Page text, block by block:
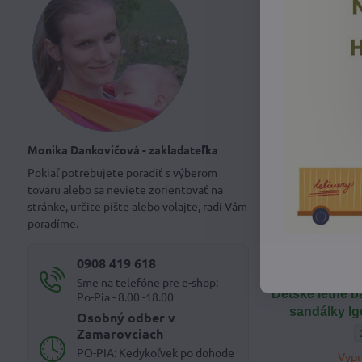
Detské letné
sandálky
Monika Dankovičová - zakladateľka
Pokiaľ potrebujete poradiť s výberom
tovaru alebo sa neviete zorientovať na
stránke, určite píšte alebo volajte, radi Vám
poradíme.
0908 419 618
Sme na telefóne pre e-shop:
Po-Pia - 8.00 -18.00
Osobný odber v
Zamarovciach
PO-PIA: Kedykoľvek po dohode